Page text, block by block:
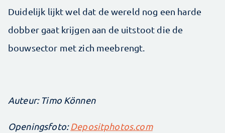
Duidelijk lijkt wel dat de wereld nog een harde
dobber gaat krijgen aan de uitstoot die de
bouwsector met zich meebrengt.
Auteur: Timo Können
Openingsfoto:Depositphotos.com